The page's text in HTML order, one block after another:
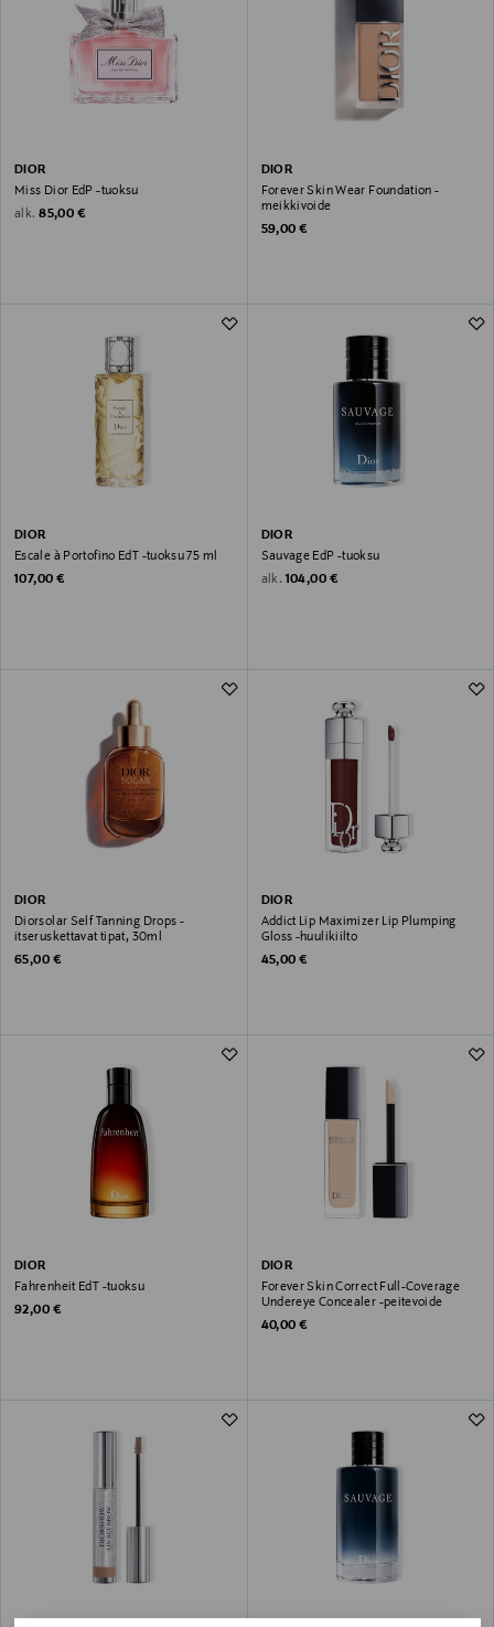
DIOR
Miss Dior EdP -tuoksu
alk. Original Price
85,00 €
DIOR
Forever Skin Wear Foundation -
meikkivoide
Original Price
59,00 €
DIOR
Escale à Portofino EdT -tuoksu 75 ml
Original Price
107,00 €
DIOR
Sauvage EdP -tuoksu
alk. Original Price
104,00 €
DIOR
Diorsolar Self Tanning Drops -
itseruskettavat tipat, 30ml
Original Price
65,00 €
DIOR
Addict Lip Maximizer Lip Plumping
Gloss -huulikiilto
Original Price
45,00 €
DIOR
Fahrenheit EdT -tuoksu
Original Price
92,00 €
DIOR
Forever Skin Correct Full-Coverage
Undereye Concealer -peitevoide
Original Price
40,00 €